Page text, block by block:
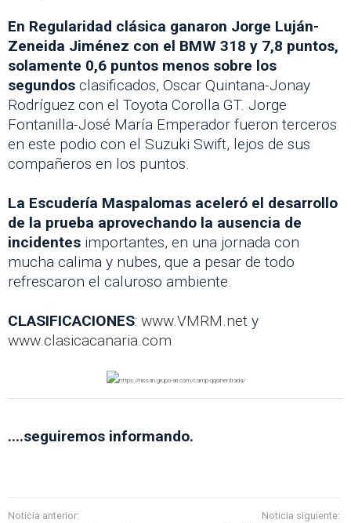
En Regularidad clásica ganaron Jorge Luján-
Zeneida Jiménez con el BMW 318 y 7,8 puntos,
solamente 0,6 puntos menos sobre los
segundos clasificados, Oscar Quintana-Jonay
Rodríguez con el Toyota Corolla GT. Jorge
Fontanilla-José María Emperador fueron terceros
en este podio con el Suzuki Swift, lejos de sus
compañeros en los puntos.
La Escudería Maspalomas aceleró el desarrollo
de la prueba aprovechando la ausencia de
incidentes importantes, en una jornada con
mucha calima y nubes, que a pesar de todo
refrescaron el caluroso ambiente.
CLASIFICACIONES: www.VMRM.net y
www.clasicacanaria.com
....seguiremos informando.
Noticia anterior: Noticia siguiente: